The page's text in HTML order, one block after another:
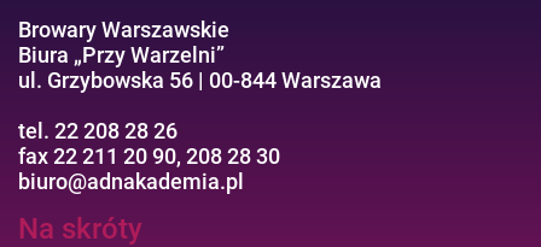
Browary Warszawskie
Biura „Przy Warzelni”
ul. Grzybowska 56 | 00-844 Warszawa
tel. 22 208 28 26
fax 22 211 20 90, 208 28 30
biuro@adnakademia.pl
Na skróty